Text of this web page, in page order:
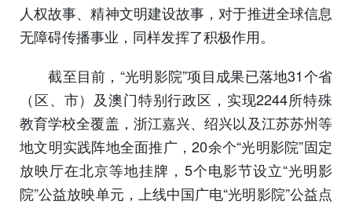
人权故事、精神文明建设故事，对于推进全球信息
无障碍传播事业，同样发挥了积极作用。
截至目前，“光明影院”项目成果已落地31个省
（区、市）及澳门特别行政区，实现2244所特殊
教育学校全覆盖，浙江嘉兴、绍兴以及江苏苏州等
地文明实践阵地全面推广，20余个“光明影院”固定
放映厅在北京等地挂牌，5个电影节设立“光明影
院”公益放映单元，上线中国广电“光明影院”公益点